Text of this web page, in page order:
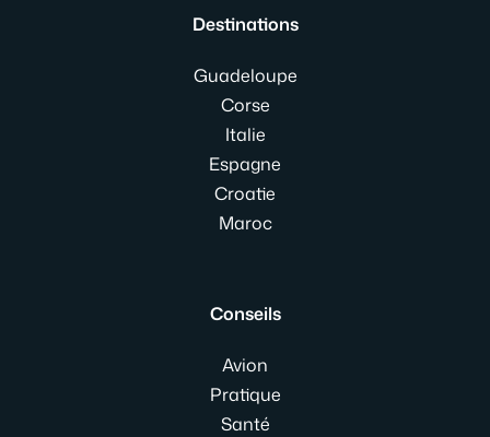
Destinations
Guadeloupe
Corse
Italie
Espagne
Croatie
Maroc
Conseils
Avion
Pratique
Santé